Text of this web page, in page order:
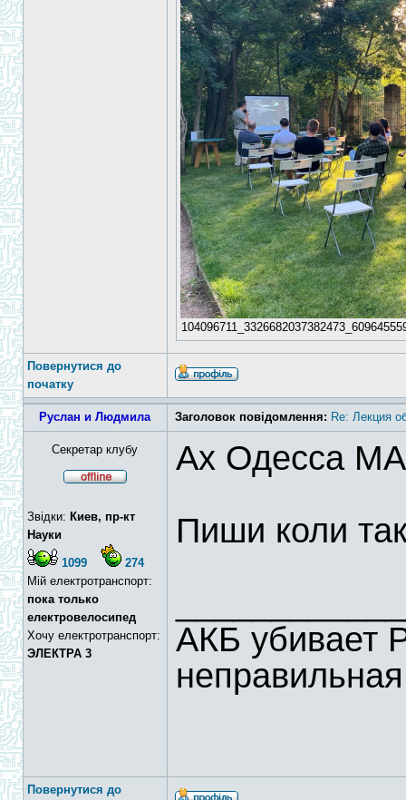
Повернутися до
початку
Руслан и Людмила Заголовок повідомлення: Re: Лекция
Секретар клубу
Звідки: Киев, пр-кт
Науки
1099
274
Мій електротранспорт:
пока только
електровелосипед
Хочу електротранспорт:
ЭЛЕКТРА 3
Ах Одесса
Пиши коли
АКБ убивает
Повернутися до